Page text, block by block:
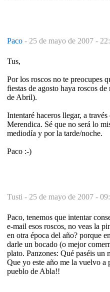
Paco - 25 de mayo de 2007 -
Tus,
Por los roscos no te preocupes
fiestas de agosto haya roscos
de Abril).
Intentaré haceros llegar, a
Merendica. Sé que no será lo
mediodía y por la tarde/noche.
Paco :-)
Tusti - 25 de mayo de 2007 -
Paco, tenemos que intentar
e-mail esos roscos, no veas la
en otra época del año? porque
darle un bocado (o mejor
plato. Panzones: Qué paséis
Que yo este año me la vuelvo
pueblo de Abla!!